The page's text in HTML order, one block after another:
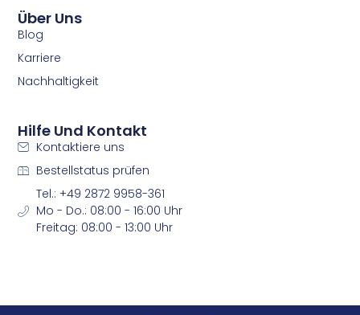
Über Uns
Blog
Karriere
Nachhaltigkeit
Hilfe Und Kontakt
Kontaktiere uns
Bestellstatus prüfen
Tel.: +49 2872 9958-361
Mo - Do.: 08:00 - 16:00 Uhr
Freitag: 08:00 - 13:00 Uhr